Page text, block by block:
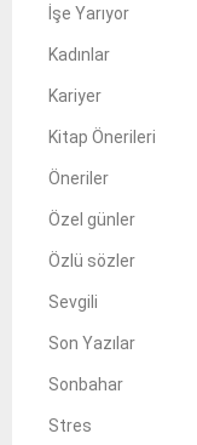
İşe Yarıyor
Kadınlar
Kariyer
Kitap Önerileri
Öneriler
Özel günler
Özlü sözler
Sevgili
Son Yazılar
Sonbahar
Stres